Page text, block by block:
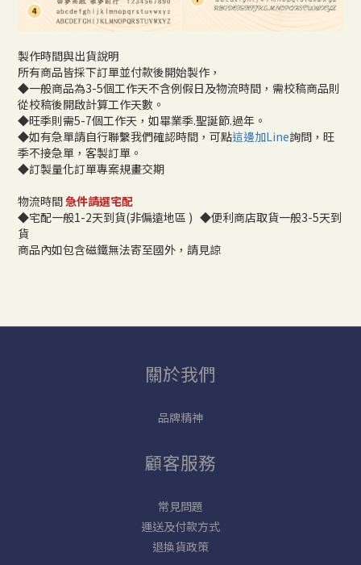
製作時間與出貨說明
所有商品皆採下訂單並付款後開始製作，
◆一般商品為3-5個工作天不含例假日及物流時間，需校稿商品則
從校稿後開啟計算工作天數。
◆旺季則需5-7個工作天，如畢業季.聖誕節.過年。
◆如有急單請自行聯繫我們確認時間，可點這邊加Line詢問，旺
季不接急單，客製訂單。
◆訂製量化訂單專案規畫交期
物流時間急件請選宅配
◆宅配一般1-2天到貨(非偏遠地區 ) ◆便利商店取貨一般3-5天到
貨
商品內如包含磁鐵無法寄至國外，請見諒
關於我們
品牌精神
顧客服務
常見問題
運送及付款方式
退換貨政策